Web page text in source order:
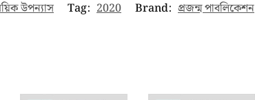
উপন্যাস Tag: 2020 Brand: প্রজন্ম পাবলিকেশন